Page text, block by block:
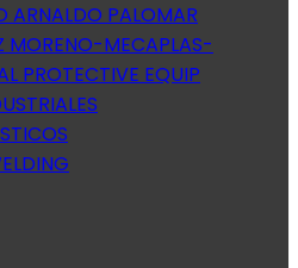
ARNALDO PALOMAR
MORENO-MECAPLAS-
PROTECTIVE EQUIP